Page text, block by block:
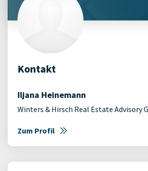
Kontakt
Iljana Heinemann
Winters & Hirsch Real Estate Advisory
Zum Profil